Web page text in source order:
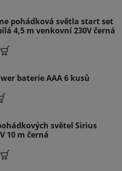
pohádková světla start set
4,5 m venkovní 230V černá
baterie AAA 6 kusů
světel Sirius
10 m černá